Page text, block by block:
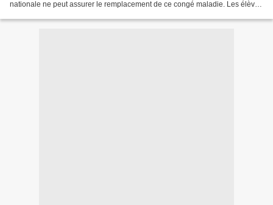
nationale ne peut assurer le remplacement de ce congé maladie. Les élèves